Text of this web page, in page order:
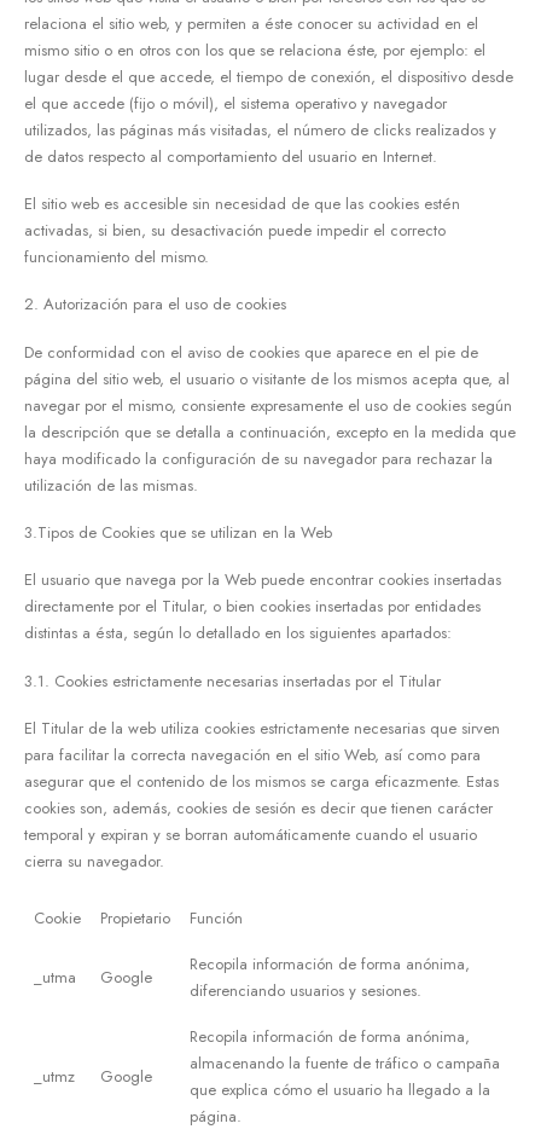
relaciona el sitio web, y permiten a éste conocer su actividad en el
mismo sitio o en otros con los que se relaciona éste, por ejemplo: el
lugar desde el que accede, el tiempo de conexión, el dispositivo desde
el que accede (fijo o móvil), el sistema operativo y navegador
utilizados, las páginas más visitadas, el número de clicks realizados y
de datos respecto al comportamiento del usuario en Internet.
El sitio web es accesible sin necesidad de que las cookies estén
activadas, si bien, su desactivación puede impedir el correcto
funcionamiento del mismo.
2. Autorización para el uso de cookies
De conformidad con el aviso de cookies que aparece en el pie de
página del sitio web, el usuario o visitante de los mismos acepta que, al
navegar por el mismo, consiente expresamente el uso de cookies según
la descripción que se detalla a continuación, excepto en la medida que
haya modificado la configuración de su navegador para rechazar la
utilización de las mismas.
3.Tipos de Cookies que se utilizan en la Web
El usuario que navega por la Web puede encontrar cookies insertadas
directamente por el Titular, o bien cookies insertadas por entidades
distintas a ésta, según lo detallado en los siguientes apartados:
3.1. Cookies estrictamente necesarias insertadas por el Titular
El Titular de la web utiliza cookies estrictamente necesarias que sirven
para facilitar la correcta navegación en el sitio Web, así como para
asegurar que el contenido de los mismos se carga eficazmente. Estas
cookies son, además, cookies de sesión es decir que tienen carácter
temporal y expiran y se borran automáticamente cuando el usuario
cierra su navegador.
Cookie Propietario Función
_utma Google
Recopila información de forma anónima,
diferenciando usuarios y sesiones.
_utmz Google
Recopila información de forma anónima,
almacenando la fuente de tráfico o campaña
que explica cómo el usuario ha llegado a la
página.